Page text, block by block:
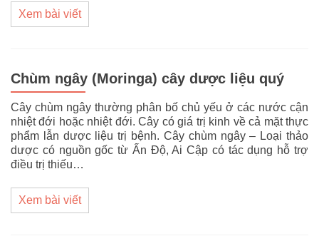
Xem bài viết
Chùm ngây (Moringa) cây dược liệu quý
Cây chùm ngây thường phân bố chủ yếu ở các nước cận
nhiệt đới hoặc nhiệt đới. Cây có giá trị kinh về cả mặt thực
phẩm lẫn dược liệu trị bệnh. Cây chùm ngây – Loại thảo
dược có nguồn gốc từ Ấn Độ, Ai Cập có tác dụng hỗ trợ
điều trị thiếu…
Xem bài viết